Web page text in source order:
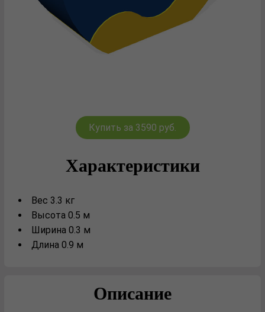
Купить за 3590 руб.
Характеристики
Вес 3.3 кг
Высота 0.5 м
Ширина 0.3 м
Длина 0.9 м
Описание